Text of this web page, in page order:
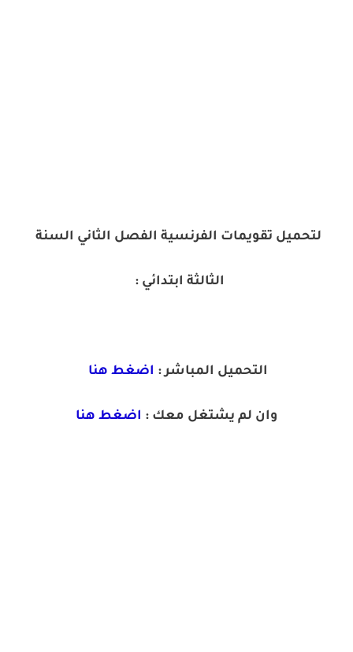
لتحميل تقويمات الفرنسية الفصل الثاني السنة
الثالثة ابتدائي :
التحميل المباشر : اضغط هنا
وان لم يشتغل معك : اضغط هنا